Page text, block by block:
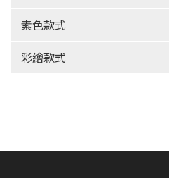
素色款式
彩繪款式